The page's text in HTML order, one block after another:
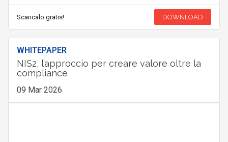
Scaricalo gratis! DOWNLOAD
WHITEPAPER
NIS2, l’approccio per creare valore oltre la
compliance
09 Mar 2026